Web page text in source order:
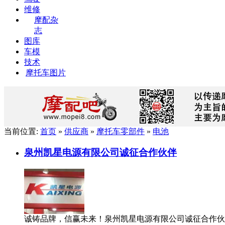
维修
摩配杂
志
图库
车模
技术
摩托车图片
当前位置: 首页 » 供应商 » 摩托车零部件 » 电池
泉州凯星电源有限公司诚征合作伙伴
诚铸品牌，信赢未来！泉州凯星电源有限公司诚征合作